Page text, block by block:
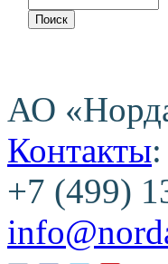
АО
Контакты:
+7 (499)